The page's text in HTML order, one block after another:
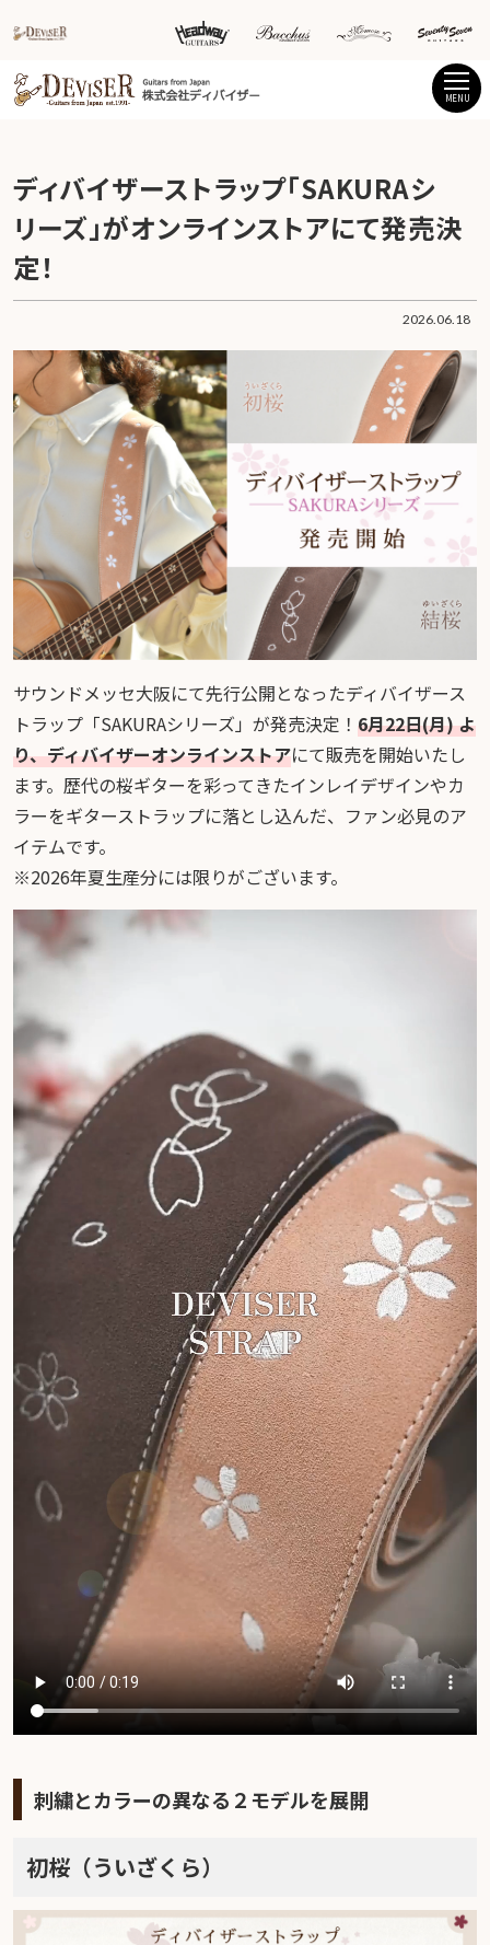
MENU
2026.06.18
ディバイザーストラップ「SAKURAシ
リーズ」がオンラインストアにて発売決
定！
サウンドメッセ大阪にて先行公開となったディバイザース
トラップ「SAKURAシリーズ」が発売決定！ 6月22日(月) よ
り、ディバイザーオンラインストアにて販売を開始いたし
ます。歴代の桜ギターを彩ってきたインレイデザインやカ
ラーをギターストラップに落とし込んだ、ファン必見のア
イテムです。
※2026年夏生産分には限りがございます。
刺繍とカラーの異なる２モデルを展開
初桜（ういざくら）